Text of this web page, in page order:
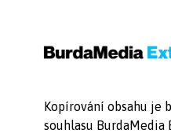
Kopírování obsahu je
souhlasu BurdaMedia